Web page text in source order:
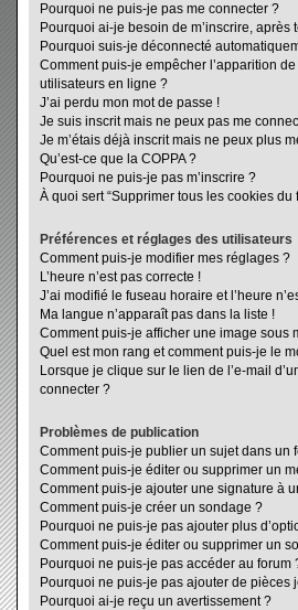
Pourquoi ne puis-je pas me connecter ?
Pourquoi ai-je besoin de m’inscrire, après
Pourquoi suis-je déconnecté
Comment puis-je empêcher l’apparition
utilisateurs en ligne ?
J’ai perdu mon mot de passe !
Je suis inscrit mais ne peux pas me
Je m’étais déjà inscrit mais ne peux plus
Qu’est-ce que la COPPA ?
Pourquoi ne puis-je pas m’inscrire ?
À quoi sert “Supprimer tous les cookies du
Préférences et réglages des utilisateurs
Comment puis-je modifier mes réglages ?
L’heure n’est pas correcte !
J’ai modifié le fuseau horaire et l’heure
Ma langue n’apparaît pas dans la liste !
Comment puis-je afficher une image sous
Quel est mon rang et comment puis-je le
Lorsque je clique sur le lien de l’e-mail
connecter ?
Problèmes de publication
Comment puis-je publier un sujet dans un
Comment puis-je éditer ou supprimer un
Comment puis-je ajouter une signature à
Comment puis-je créer un sondage ?
Pourquoi ne puis-je pas ajouter plus
Comment puis-je éditer ou supprimer un
Pourquoi ne puis-je pas accéder au forum
Pourquoi ne puis-je pas ajouter de pièces
Pourquoi ai-je reçu un avertissement ?